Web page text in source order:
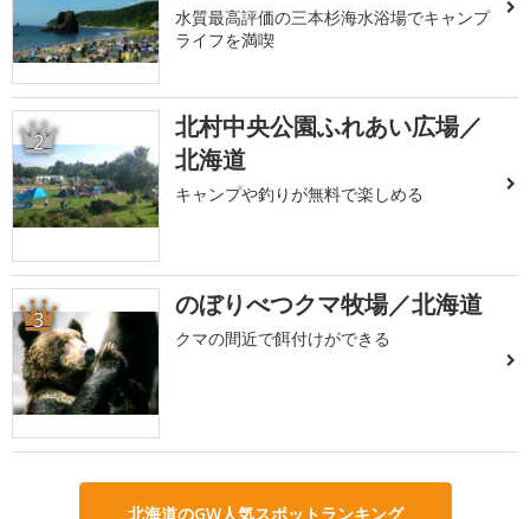
水質最高評価の三本杉海水浴場でキャンプ
ライフを満喫
2
北村中央公園ふれあい広場／
北海道
キャンプや釣りが無料で楽しめる
3 のぼりべつクマ牧場／北海道
クマの間近で餌付けができる
北海道のGW人気スポットランキング